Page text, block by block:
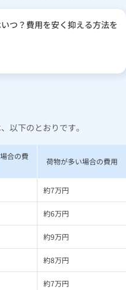
つ？費用を安く抑える方法を
以下のとおりです。
合の費
荷物が多い場合の費用
約7万円
約6万円
約9万円
約8万円
約7万円